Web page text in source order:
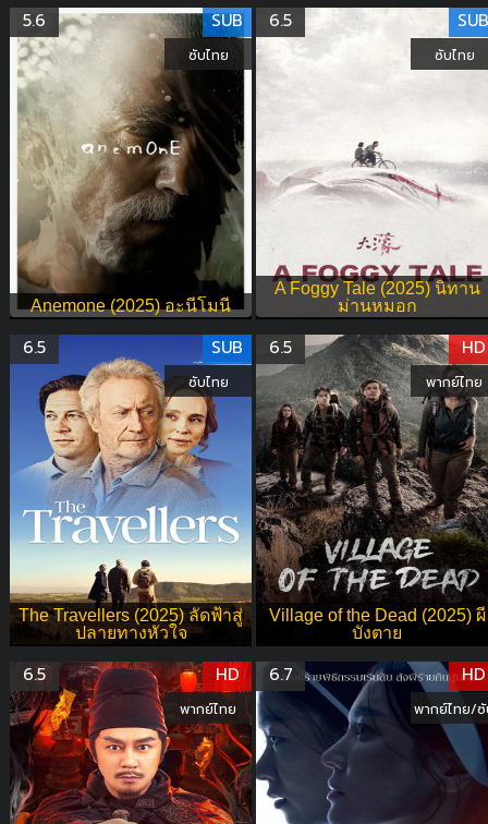
Anemone (2025) อะนีโมนี
5.6 SUB
ซับไทย
A Foggy Tale (2025) นิทาน
ม่านหมอก
6.5 SUB
ซับไทย
The Travellers (2025) ลัดฟ้าสู่
ปลายทางหัวใจ
6.5 SUB
ซับไทย
Village of the Dead (2025) ผี
บังตาย
6.5 HD
พากย์ไทย
6.5 HD
พากย์ไทย
6.7 HD
พากย์ไทย/